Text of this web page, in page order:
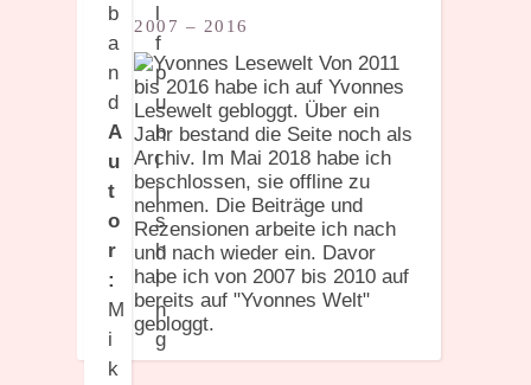
b
a
n
d
A
u
t
o
r
:
M
i
k
2007 – 2016
Von 2011
bis 2016 habe ich auf Yvonnes
Lesewelt gebloggt. Über ein
Jahr bestand die Seite noch als
Archiv. Im Mai 2018 habe ich
beschlossen, sie offline zu
nehmen. Die Beiträge und
Rezensionen arbeite ich nach
und nach wieder ein. Davor
habe ich von 2007 bis 2010 auf
bereits auf "Yvonnes Welt"
gebloggt.